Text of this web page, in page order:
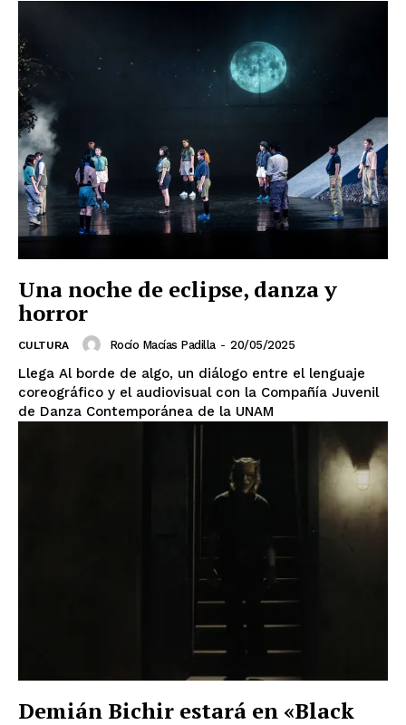
El Suplemento
Una noche de eclipse, danza y
horror
CULTURA Rocío Macías Padilla - 20/05/2025
Llega Al borde de algo, un diálogo entre el lenguaje
coreográfico y el audiovisual con la Compañía Juvenil
de Danza Contemporánea de la UNAM
Demián Bichir estará en «Black